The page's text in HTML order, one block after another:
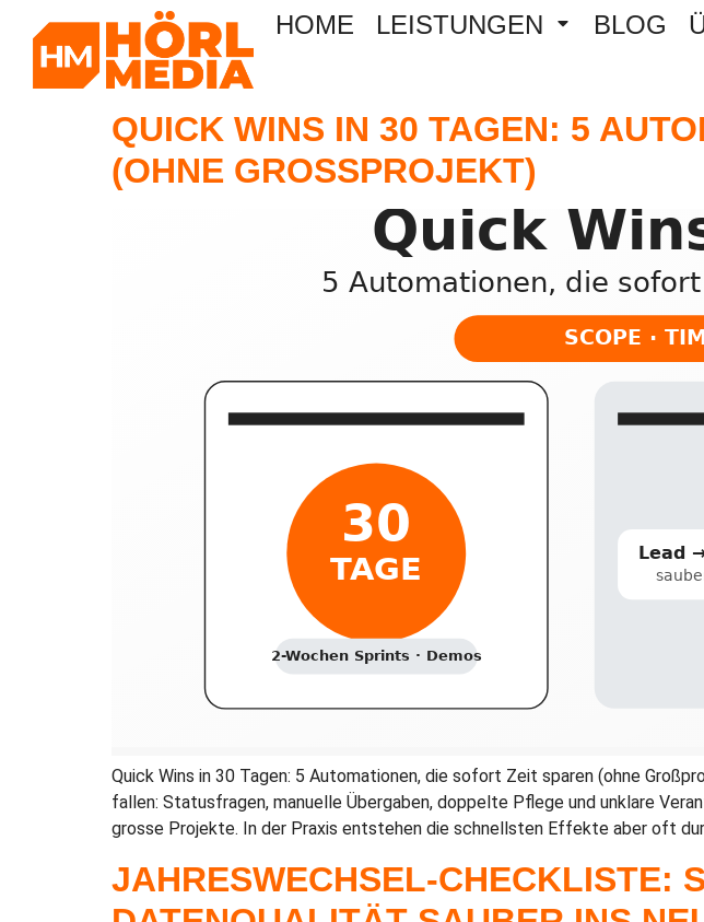
HOME LEISTUNGEN BLOG
QUICK WINS IN 30 TAGEN: 5
(OHNE GROSSPROJEKT)
Quick Wins in 30 Tagen: 5 Automationen, die sofort Zeit sparen (ohne
fallen: Statusfragen, manuelle Übergaben, doppelte Pflege und unklare
grosse Projekte. In der Praxis entstehen die schnellsten Effekte aber oft
JAHRESWECHSEL-CHECKLISTE: